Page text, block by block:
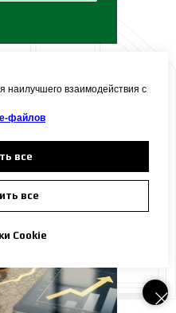
последующим
взаимодействия с
файлов
все
все
Cookie